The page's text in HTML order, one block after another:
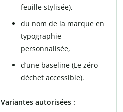
feuille stylisée),
du nom de la marque en
typographie
personnalisée,
d’une baseline (Le zéro
déchet accessible).
Variantes autorisées :